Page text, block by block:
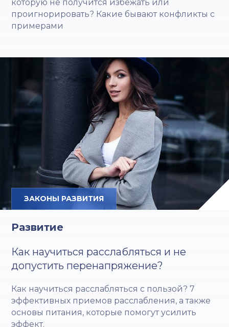
которую не получится избежать или
проигнорировать? Какие бывают конфликты с
примерами
ЗАКОНЫ РАЗВИТИЯ
Развитие
Как научиться расслабляться и не
допустить перенапряжение?
Как научиться расслабляться с пользой? 7
эффективных приемов расслабления, а также
основы питания, которые помогут усилить
эффект.